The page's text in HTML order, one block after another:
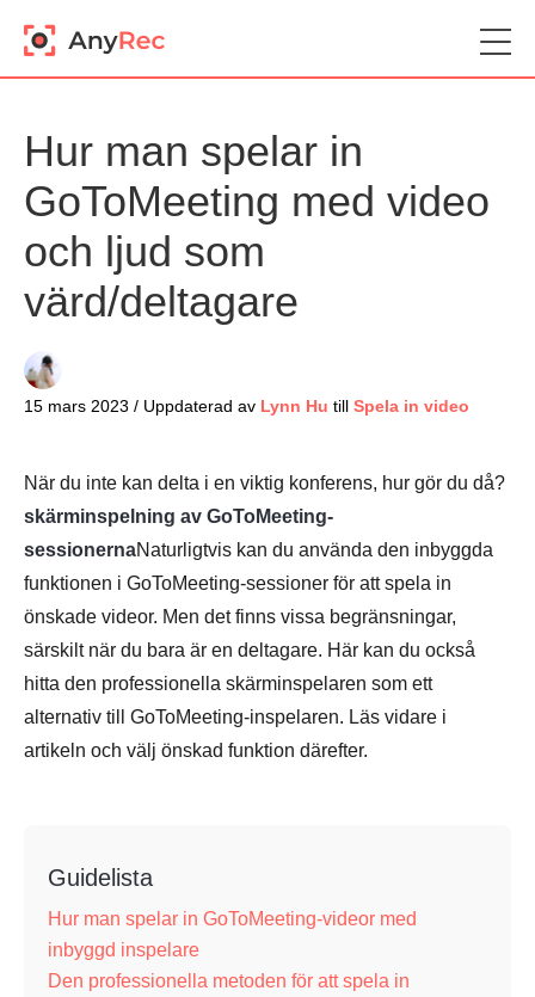
Hur man spelar in
GoToMeeting med video
och ljud som
värd/deltagare
15 mars 2023 / Uppdaterad av Lynn Hu till Spela in video
När du inte kan delta i en viktig konferens, hur gör du då?
skärminspelning av GoToMeeting-
sessionernaNaturligtvis kan du använda den inbyggda
funktionen i GoToMeeting-sessioner för att spela in
önskade videor. Men det finns vissa begränsningar,
särskilt när du bara är en deltagare. Här kan du också
hitta den professionella skärminspelaren som ett
alternativ till GoToMeeting-inspelaren. Läs vidare i
artikeln och välj önskad funktion därefter.
Guidelista
Hur man spelar in GoToMeeting-videor med
inbyggd inspelare
Den professionella metoden för att spela in